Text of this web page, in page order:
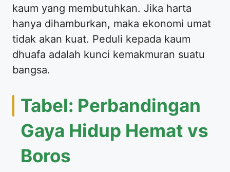
kaum yang membutuhkan. Jika harta
hanya dihamburkan, maka ekonomi umat
tidak akan kuat. Peduli kepada kaum
dhuafa adalah kunci kemakmuran suatu
bangsa.
Tabel: Perbandingan
Gaya Hidup Hemat vs
Boros